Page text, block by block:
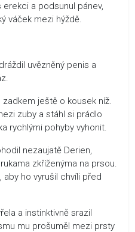
a podsunul pánev,
váček mezi hýždě.
uvězněný penis a
zadkem ještě o kousek níž.
zuby a stáhl si prádlo
rychlými pohyby vyhonit.
nezaujatě Derien,
zkříženýma na prsou.
ho vyrušil chvíli před
a instinktivně srazil
mu prošuměl mezi prsty